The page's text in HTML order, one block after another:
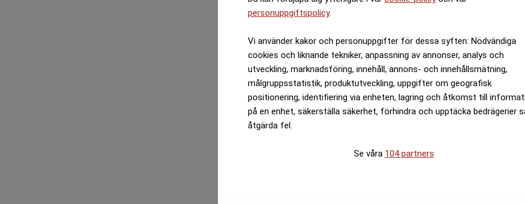
personuppgiftspolicy.
Vi använder kakor och personuppgifter för dessa syften: Nödvändiga
cookies och liknande tekniker, anpassning av annonser, analys och
utveckling, marknadsföring, innehåll, annons- och innehållsmätning,
målgruppsstatistik, produktutveckling, uppgifter om geografisk
positionering, identifiering via enheten, lagring och åtkomst till
på en enhet, säkerställa säkerhet, förhindra och upptäcka bedrägerier
åtgärda fel.
Se våra 104 partners